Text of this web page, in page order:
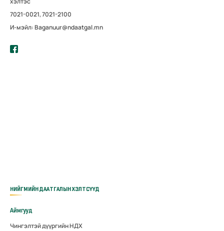
7021-0021, 7021-2100
И-мэйл: Baganuur@ndaatgal.mn
НИЙГМИЙН ДААТГАЛЫН ХЭЛТСҮҮД
Аймгууд
Чингэлтэй дүүргийн НДХ